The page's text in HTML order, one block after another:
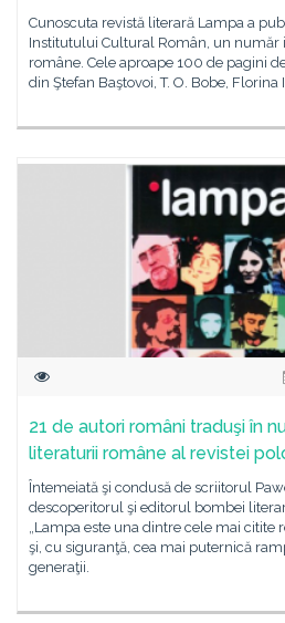
Cunoscuta revistă literară Lampa a
Institutului Cultural Român, un
române. Cele aproape 100 de pagini
din Ştefan Baştovoi, T. O. Bobe,
21 de autori români traduşi în
literaturii române al revistei
Întemeiată şi condusă de scriitorul
descoperitorul şi editorul bombei
„Lampa este una dintre cele mai citite
şi, cu siguranţă, cea mai puternică
generaţii.